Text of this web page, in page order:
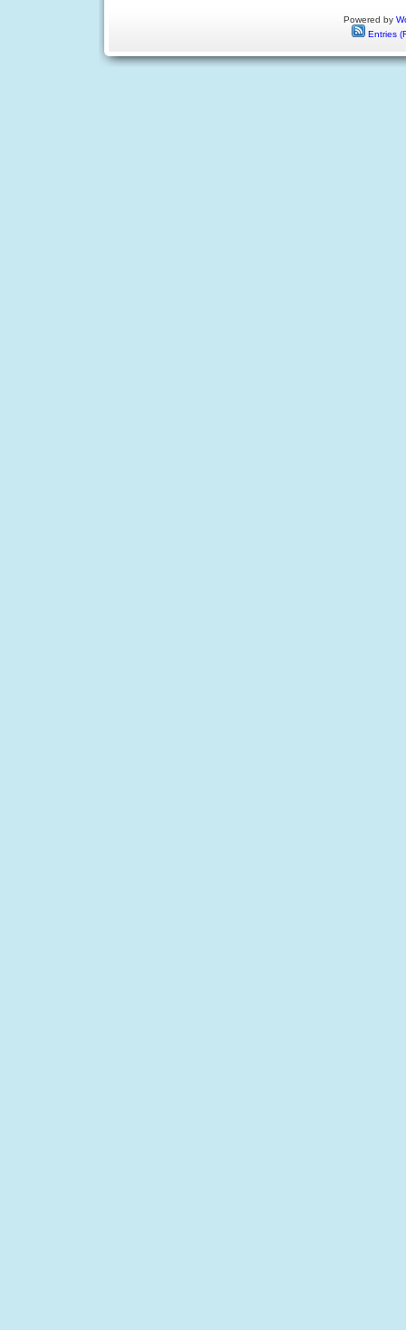
Powered by
Entries